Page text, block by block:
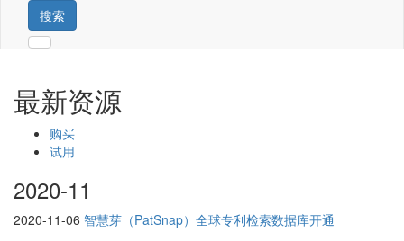
搜索
最新资源
购买
试用
2020-11
2020-11-06 智慧芽（PatSnap）全球专利检索数据库开通